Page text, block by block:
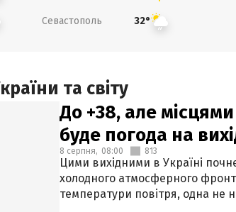
Севастополь 32°
та світу
До +38, але
буде погода на
8 серпня, 08:00 813
Цими вихідними в Україні
холодного атмосферного
температури повітря, одна не